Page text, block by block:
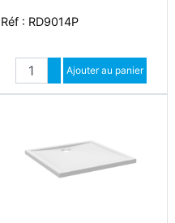
Réf : RD9014P
Quantité
Augmenter quantité
Diminuer quantité
Ajouter au panier